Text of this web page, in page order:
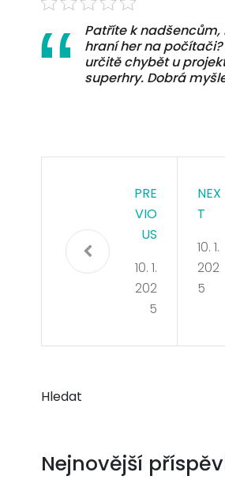
Patříte k nadšencům,
hraní her na
určitě chybět u
superhry. Dobrá
PRE
VIO
US
10. 1.
202
5
NEX
T
10. 1.
202
5
Hledat
Nejnovější